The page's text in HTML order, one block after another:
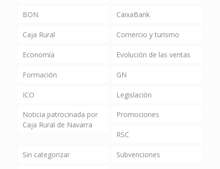
BON CaixaBank
Caja Rural Comercio y turismo
Economía Evolución de las ventas
Formación GN
ICO Legislación
Noticia patrocinada por
Caja Rural de Navarra
Promociones
RSC
Sin categorizar Subvenciones